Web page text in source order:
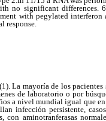
no significant differences.
with pegylated interferon
response.
La mayoría de los pacientes
de laboratorio o por
a nivel mundial igual que
infección persistente,
aminotranferasas